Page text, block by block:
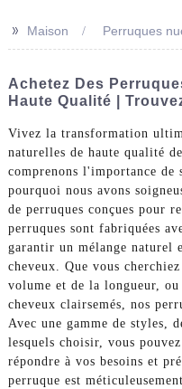
>> Maison Perruques
Achetez Des
Haute Qualité |
Vivez la transformation
naturelles de haute qualité
comprenons l'importance
pourquoi nous avons
de perruques conçues pour
perruques sont fabriquées
garantir un mélange naturel
cheveux. Que vous
volume et de la longueur,
cheveux clairsemés, nos
Avec une gamme de styles,
lesquels choisir, vous
répondre à vos besoins et
perruque est